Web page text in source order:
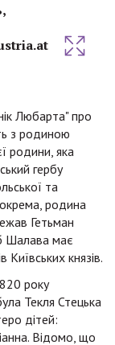
Любарта" про
з родиною
родини, яка
гербу
та
родина
Гетьман
Шалава має
князів.
року
Текля Стецька
дітей:
Відомо, що